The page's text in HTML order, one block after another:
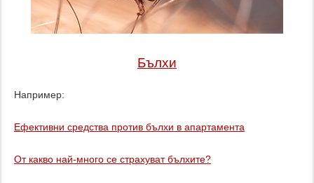
Бълхи
Например:
Ефективни средства против бълхи в апартамента
От какво най-много се страхуват бълхите?